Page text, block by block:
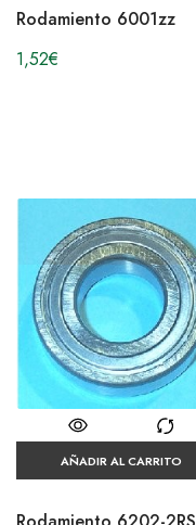
Rodamiento 6001zz
1,52€
AÑADIR AL CARRITO